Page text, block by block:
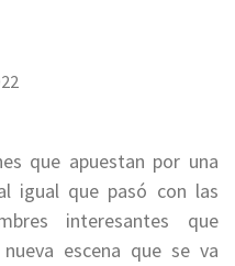
que apuestan por una
igual que pasó con las
interesantes que
escena que se va